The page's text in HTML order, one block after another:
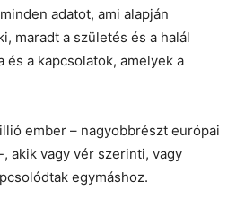
adatot, ami alapján
maradt a születés és a halál
és a kapcsolatok, amelyek a
ember – nagyobbrészt európai
akik vagy vér szerinti, vagy
egymáshoz.